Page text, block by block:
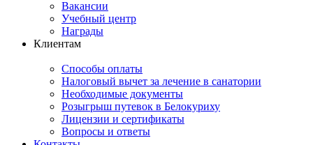
Вакансии
Учебный центр
Награды
Клиентам
Способы оплаты
Налоговый вычет за лечение в санатории
Необходимые документы
Розыгрыш путевок в Белокуриху
Лицензии и сертификаты
Вопросы и ответы